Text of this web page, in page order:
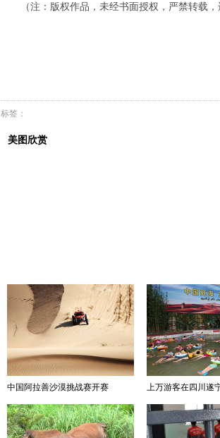
（注：版权作品，未经书面授权，严禁转载
标签：
美图欣赏
中国阿拉善沙漠挑战赛开赛 上万游客在四川遂